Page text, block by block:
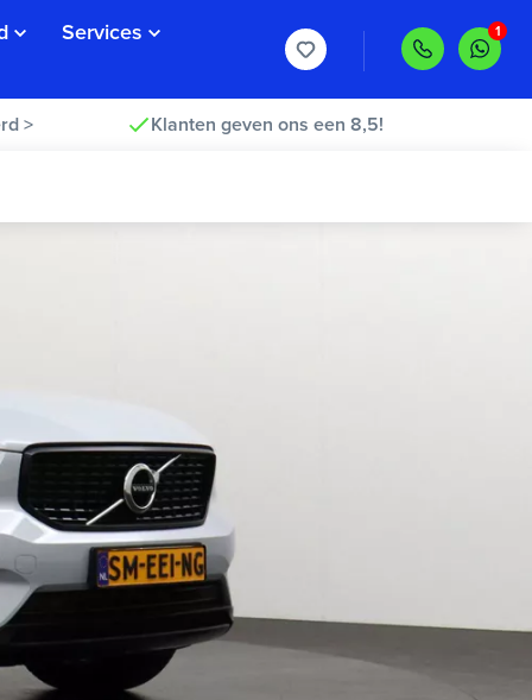
Services
> Klanten geven ons een 8,5!